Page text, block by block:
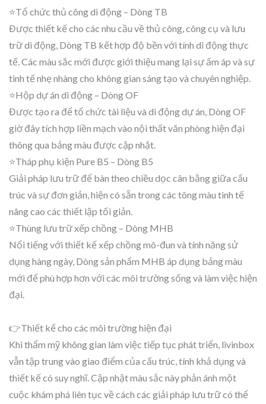
⭐Tổ chức thủ công di động – Dòng TB
Được thiết kế cho các nhu cầu về thủ công, công cụ và lưu
trữ di động, Dòng TB kết hợp độ bền với tính di động thực
tế. Các màu sắc mới được giới thiệu mang lại sự ấm áp và sự
tinh tế nhẹ nhàng cho không gian sáng tạo và chuyên nghiệp.
⭐Hộp dự án di động – Dòng OF
Được tạo ra để tổ chức tài liệu và di động dự án, Dòng OF
giờ đây tích hợp liền mạch vào nội thất văn phòng hiện đại
thông qua bảng màu được cập nhật.
⭐Tháp phụ kiện Pure B5 – Dòng B5
Giải pháp lưu trữ để bàn theo chiều dọc cân bằng giữa cấu
trúc và sự đơn giản, hiện có sẵn trong các tông màu tinh tế
nâng cao các thiết lập tối giản.
⭐Thùng lưu trữ xếp chồng – Dòng MHB
Nổi tiếng với thiết kế xếp chồng mô-đun và tính năng sử
dụng hàng ngày, Dòng sản phẩm MHB áp dụng bảng màu
mới để phù hợp hơn với các môi trường sống và làm việc hiện
đại.
👉Thiết kế cho các môi trường hiện đại
Khi thẩm mỹ không gian làm việc tiếp tục phát triển, livinbox
vẫn tập trung vào giao điểm của cấu trúc, tính khả dụng và
thiết kế có suy nghĩ. Cập nhật màu sắc này phản ánh một
cuộc khám phá liên tục về cách các giải pháp lưu trữ có thể